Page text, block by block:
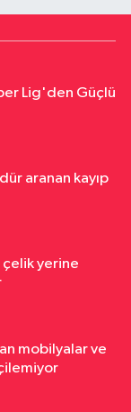
Lig'den Güçlü
aranan kayıp
çelik yerine
mobilyalar ve